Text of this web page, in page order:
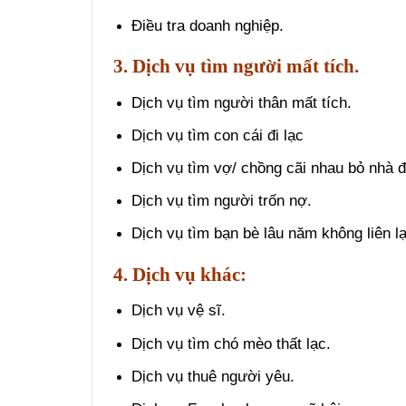
Điều tra doanh nghiệp.
3. Dịch vụ tìm người mất tích.
Dịch vụ tìm người thân mất tích.
Dịch vụ tìm con cái đi lạc
Dịch vụ tìm vợ/ chồng cãi nhau bỏ nhà
Dịch vụ tìm người trốn nợ.
Dịch vụ tìm bạn bè lâu năm không liên
4. Dịch vụ khác:
Dịch vụ vệ sĩ.
Dịch vụ tìm chó mèo thất lạc.
Dịch vụ thuê người yêu.